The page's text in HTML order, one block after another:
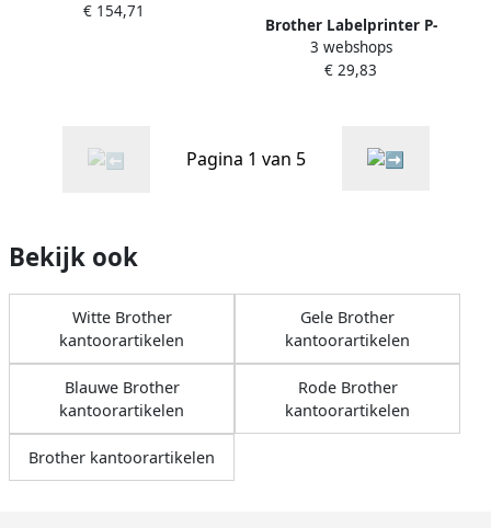
3512 zwart
€ 154,71
Brother Labelprinter P-
touch TZe PT-H110
draagbaar qwerty 12mm
3 webshops
€ 29,83
Pagina 1 van 5
Bekijk ook
Witte Brother
kantoorartikelen
Gele Brother
kantoorartikelen
Blauwe Brother
kantoorartikelen
Rode Brother
kantoorartikelen
Brother kantoorartikelen